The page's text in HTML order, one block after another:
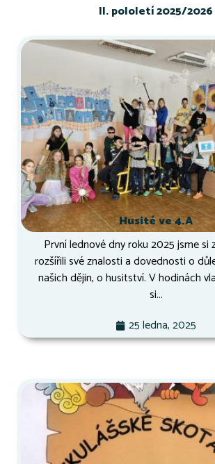
II. pololetí 2025/2026
Husité ve 4.A
První lednové dny roku 2025 jsme si
rozšířili své znalosti a dovednosti o
našich dějin, o husitství. V hodinách
si...
25 ledna, 2025